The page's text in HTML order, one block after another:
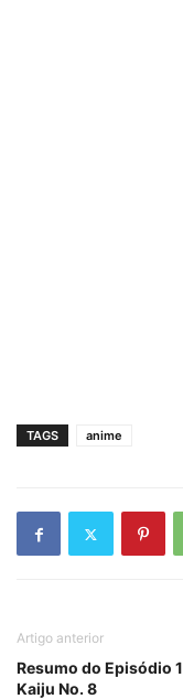
TAGS anime
Artigo anterior
Resumo do Episódio
Kaiju No. 8